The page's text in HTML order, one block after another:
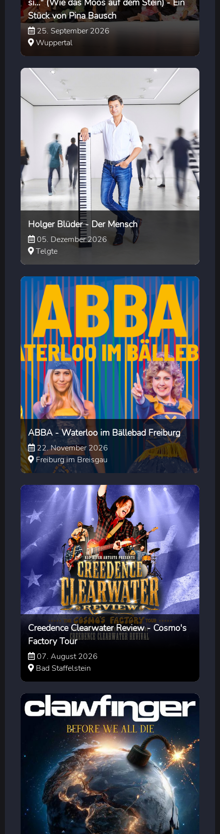
Stück von Pina Bausch
25. September 2026
Wuppertal
Holger Blüder - Der Mensch
05. Dezember 2026
Telgte
ABBA - Waterloo im Bällebad Freiburg
22. November 2026
Freiburg im Breisgau
Creedence Clearwater Review - Cosmo's
Factory Tour
07. August 2026
Bad Staffelstein